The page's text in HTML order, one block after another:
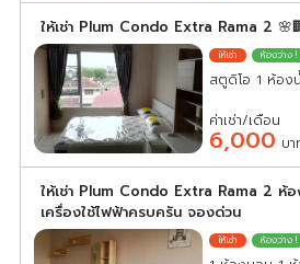
ให้เช่า Plum Condo Extra Rama 2
สตูดิโอ 1 ห้อง
ค่าเช่า/เดือน
6,000 บา
ให้เช่า Plum Condo Extra Rama 2 ห้อ
เครื่องใช้ไฟฟ้าครบครัน จองด่วน